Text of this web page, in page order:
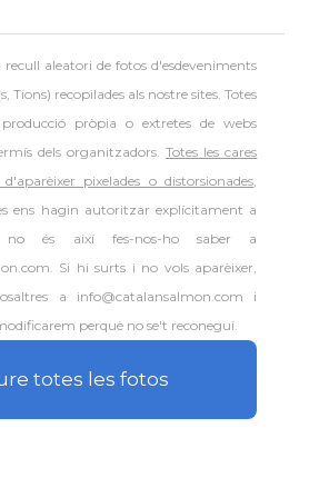
recull aleatori defotos d'esdeveniments
Tions) recopilades als nostre sites. Totes
pròpia o extretes de webs
dels organitzadors.Totes les cares
pixelades o distorsionades,
ens hagin autoritzar explícitament a
no és així fes-nos-ho saber a
Si hi surts i no vols aparèixer,
a info@catalansalmon.com i
perquè no se't reconegui.
totes les fotos